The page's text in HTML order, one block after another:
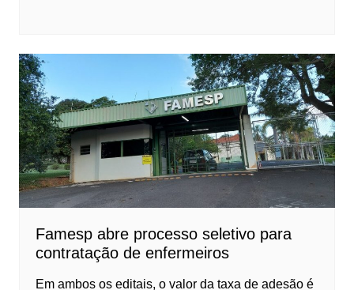
Famesp abre processo seletivo para
contratação de enfermeiros
Em ambos os editais, o valor da taxa de adesão é